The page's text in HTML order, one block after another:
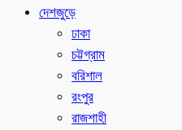
দেশজুড়ে
ঢাকা
চট্টগ্রাম
বরিশাল
রংপুর
রাজশাহী